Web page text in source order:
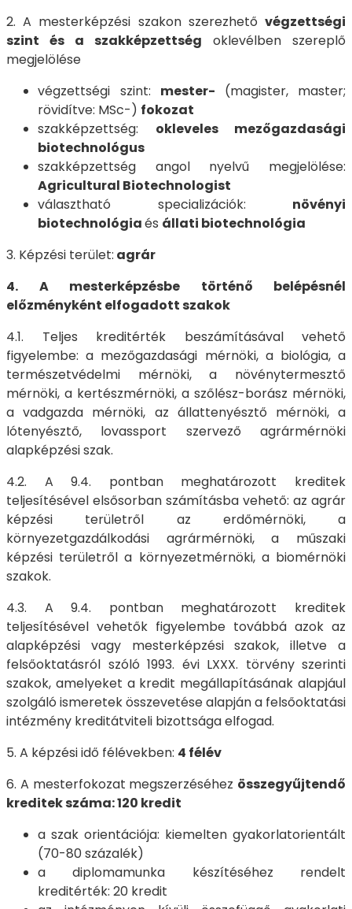
2. A mesterképzési szakon szerezhető végzettségi
szint és a szakképzettség oklevélben szereplő
megjelölése
végzettségi szint: mester- (magister, master;
rövidítve: MSc-) fokozat
szakképzettség: okleveles mezőgazdasági
biotechnológus
szakképzettség angol nyelvű megjelölése:
Agricultural Biotechnologist
választható specializációk: növényi
biotechnológiaés állati biotechnológia
3. Képzési terület: agrár
4. A mesterképzésbe történő belépésnél
előzményként elfogadott szakok
4.1. Teljes kreditérték beszámításával vehető
figyelembe: a mezőgazdasági mérnöki, a biológia, a
természetvédelmi mérnöki, a növénytermesztő
mérnöki, a kertészmérnöki, a szőlész-borász mérnöki,
a vadgazda mérnöki, az állattenyésztő mérnöki, a
lótenyésztő, lovassport szervező agrármérnöki
alapképzési szak.
4.2. A 9.4. pontban meghatározott kreditek
teljesítésével elsősorban számításba vehető: az agrár
képzési területről az erdőmérnöki, a
környezetgazdálkodási agrármérnöki, a műszaki
képzési területről a környezetmérnöki, a biomérnöki
szakok.
4.3. A 9.4. pontban meghatározott kreditek
teljesítésével vehetők figyelembe továbbá azok az
alapképzési vagy mesterképzési szakok, illetve a
felsőoktatásról szóló 1993. évi LXXX. törvény szerinti
szakok, amelyeket a kredit megállapításának alapjául
szolgáló ismeretek összevetése alapján a felsőoktatási
intézmény kreditátviteli bizottsága elfogad.
5. A képzési idő félévekben: 4 félév
6. A mesterfokozat megszerzéséhez összegyűjtendő
kreditek száma: 120 kredit
a szak orientációja: kiemelten gyakorlatorientált
(70-80 százalék)
a diplomamunka készítéséhez rendelt
kreditérték: 20 kredit